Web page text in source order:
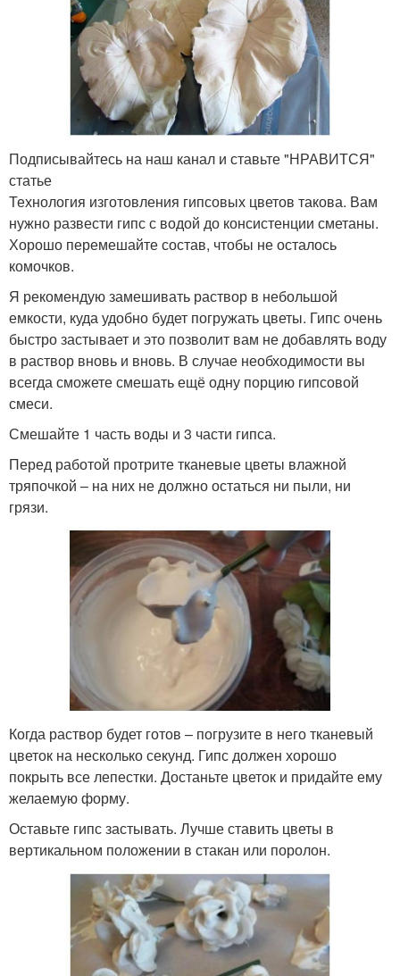
Подписывайтесь на наш канал и ставьте "НРАВИТСЯ"
статье
Технология изготовления гипсовых цветов такова. Вам
нужно развести гипс с водой до консистенции сметаны.
Хорошо перемешайте состав, чтобы не осталось
комочков.
Я рекомендую замешивать раствор в небольшой
емкости, куда удобно будет погружать цветы. Гипс очень
быстро застывает и это позволит вам не добавлять воду
в раствор вновь и вновь. В случае необходимости вы
всегда сможете смешать ещё одну порцию гипсовой
смеси.
Смешайте 1 часть воды и 3 части гипса.
Перед работой протрите тканевые цветы влажной
тряпочкой – на них не должно остаться ни пыли, ни
грязи.
Когда раствор будет готов – погрузите в него тканевый
цветок на несколько секунд. Гипс должен хорошо
покрыть все лепестки. Достаньте цветок и придайте ему
желаемую форму.
Оставьте гипс застывать. Лучше ставить цветы в
вертикальном положении в стакан или поролон.